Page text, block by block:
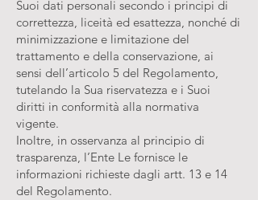
Suoi dati personali secondo i principi di
correttezza, liceità ed esattezza, nonché di
minimizzazione e limitazione del
trattamento e della conservazione, ai
sensi dell’articolo 5 del Regolamento,
tutelando la Sua riservatezza e i Suoi
diritti in conformità alla normativa
vigente.
Inoltre, in osservanza al principio di
trasparenza, l’Ente Le fornisce le
informazioni richieste dagli artt. 13 e 14
del Regolamento.